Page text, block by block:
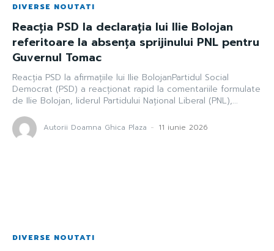
DIVERSE NOUTATI
Reacția PSD la declarația lui Ilie Bolojan
referitoare la absența sprijinului PNL pentru
Guvernul Tomac
Reacția PSD la afirmațiile lui Ilie BolojanPartidul Social
Democrat (PSD) a reacționat rapid la comentariile formulate
de Ilie Bolojan, liderul Partidului Național Liberal (PNL),...
Autorii Doamna Ghica Plaza - 11 iunie 2026
DIVERSE NOUTATI